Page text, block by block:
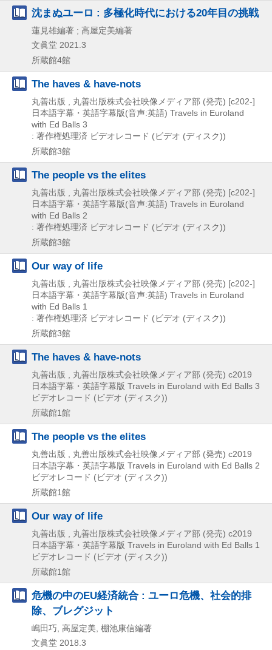
沈まぬユーロ : 多極化時代における20年目の挑戦
蓮見雄編著 ; 高屋定美編著
文眞堂 2021.3
所蔵館4館
The haves & have-nots
丸善出版 , 丸善出版株式会社映像メディア部 (発売) [c202-]
日本語字幕・英語字幕版(音声:英語) Travels in Euroland
with Ed Balls 3
: 著作権処理済 ビデオレコード (ビデオ (ディスク))
所蔵館3館
The people vs the elites
丸善出版 , 丸善出版株式会社映像メディア部 (発売) [c202-]
日本語字幕・英語字幕版(音声:英語) Travels in Euroland
with Ed Balls 2
: 著作権処理済 ビデオレコード (ビデオ (ディスク))
所蔵館3館
Our way of life
丸善出版 , 丸善出版株式会社映像メディア部 (発売) [c202-]
日本語字幕・英語字幕版(音声:英語) Travels in Euroland
with Ed Balls 1
: 著作権処理済 ビデオレコード (ビデオ (ディスク))
所蔵館3館
The haves & have-nots
丸善出版 , 丸善出版株式会社映像メディア部 (発売) c2019
日本語字幕・英語字幕版 Travels in Euroland with Ed Balls 3
ビデオレコード (ビデオ (ディスク))
所蔵館1館
The people vs the elites
丸善出版 , 丸善出版株式会社映像メディア部 (発売) c2019
日本語字幕・英語字幕版 Travels in Euroland with Ed Balls 2
ビデオレコード (ビデオ (ディスク))
所蔵館1館
Our way of life
丸善出版 , 丸善出版株式会社映像メディア部 (発売) c2019
日本語字幕・英語字幕版 Travels in Euroland with Ed Balls 1
ビデオレコード (ビデオ (ディスク))
所蔵館1館
危機の中のEU経済統合 : ユーロ危機、社会的排
除、ブレグジット
嶋田巧, 高屋定美, 棚池康信編著
文眞堂 2018.3